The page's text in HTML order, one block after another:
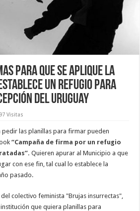
para que se aplique la
un refugio para
del Uruguay
Visitas
pedir las planillas para firmar pueden
“Campaña de firma por un refugio
. Quieren apurar al Municipio a que
con ese fin, tal cual lo establece la
pasado.
colectivo feminista "Brujas insurrectas",
que quiera planillas para